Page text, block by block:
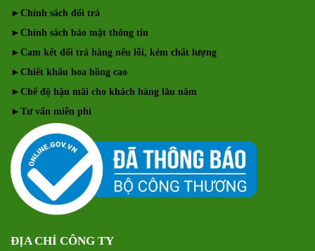
► Chính sách đổi trả
► Chính sách bảo mật thông tin
► Cam kết đổi trả hàng nếu lỗi, kém chất lượng
► Chiết khấu hoa hồng cao
► Chế độ hậu mãi cho khách hàng lâu năm
► Tư vấn miễn phí
ĐỊA CHỈ CÔNG TY